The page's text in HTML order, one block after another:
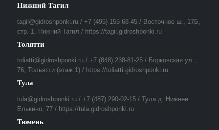
Нижний Тагил
tagil@gidroshponki.ru / +7 (495) 155 68 45 / Восточное ш., 17Б,
стр. 1, Нижний Тагил / https://tagil.gidroshponki.ru
Толятти
toliatti@gidroshponki.ru / +7 (848) 238-81-25 / Борковская ул.,
76, Тольятти (этаж 1) / https://toliatti.gidroshponki.ru
Тула
tula@gidroshponki.ru / +7 (487) 290-02-15 / Тула д. Нижнее
Елькино, 77 / https://tula.gidroshponki.ru
Тюмень